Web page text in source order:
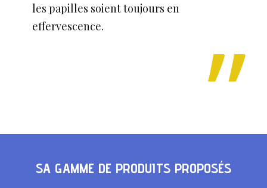
les papilles soient toujours en
effervescence.
SA GAMME DE PRODUITS PROPOSÉS